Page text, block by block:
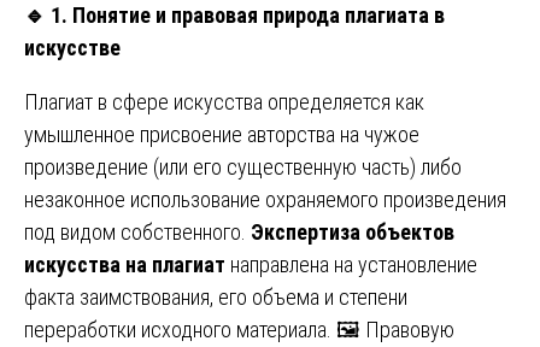
🔹 1. Понятие и правовая природа плагиата в
искусстве
Плагиат в сфере искусства определяется как
умышленное присвоение авторства на чужое
произведение (или его существенную часть) либо
незаконное использование охраняемого произведения
под видом собственного. Экспертиза объектов
искусства на плагиат направлена на установление
факта заимствования, его объема и степени
переработки исходного материала. 🖼️ Правовую